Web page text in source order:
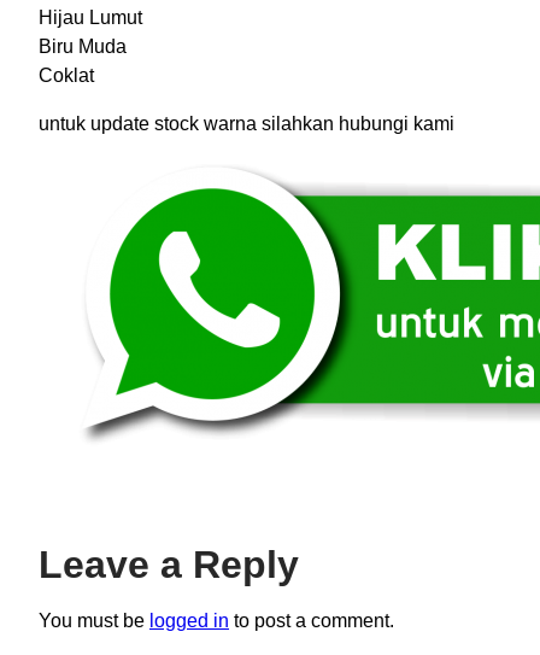
Hijau Lumut
Biru Muda
Coklat
untuk update stock warna silahkan hubungi kami
Leave a Reply
You must be logged in to post a comment.